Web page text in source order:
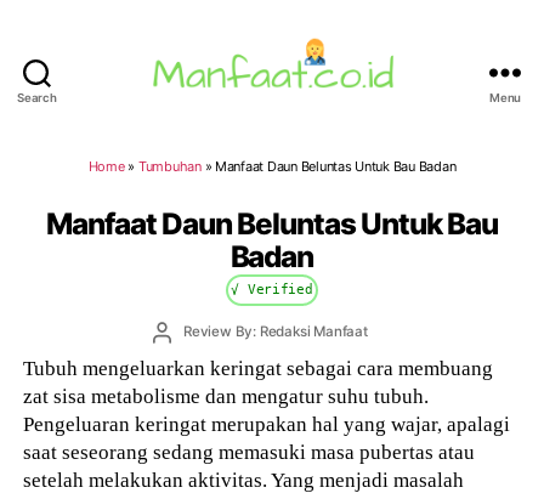
Search Menu
Home» Tumbuhan» Manfaat Daun Beluntas Untuk Bau Badan
Manfaat Daun Beluntas Untuk Bau
Badan
√ Verified
PostReview By: Redaksi Manfaat
Tubuh mengeluarkan keringat sebagai cara membuang
zat sisa metabolisme dan mengatur suhu tubuh.
Pengeluaran keringat merupakan hal yang wajar, apalagi
saat seseorang sedang memasuki masa pubertas atau
setelah melakukan aktivitas. Yang menjadi masalah